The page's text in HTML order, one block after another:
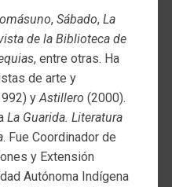
, Sábado, La
de la Biblioteca de
, entre otras. Ha
de arte y
yAstillero (2000).
La Guarida. Literatura
. Fue Coordinador de
y Extensión
Autónoma Indígena